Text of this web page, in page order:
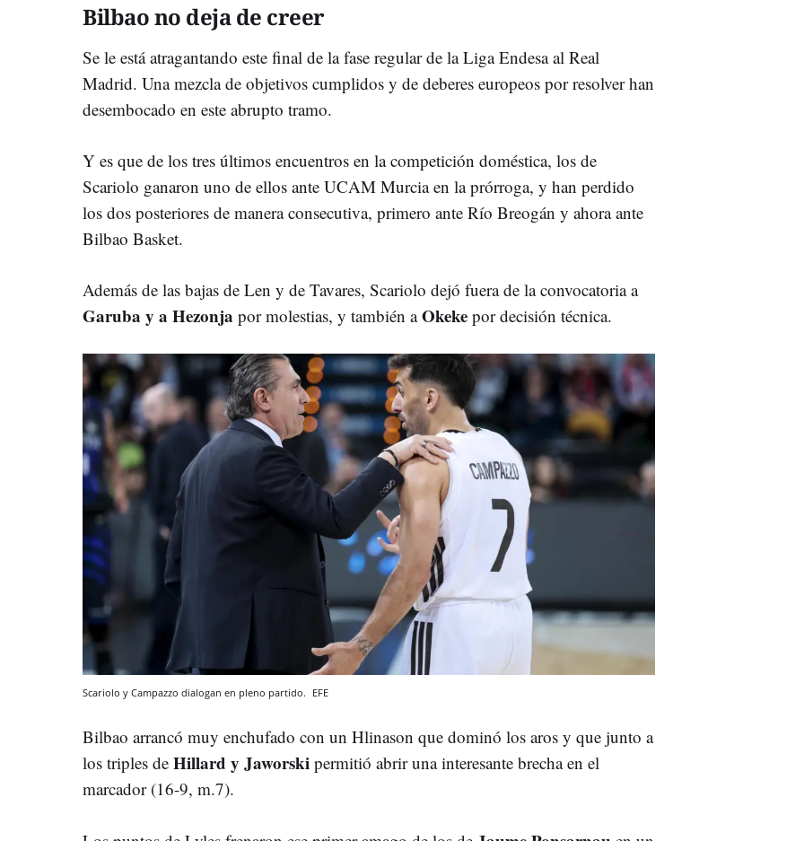
Bilbao no deja de creer
Se le está atragantando este final de la fase regular de la Liga Endesa al Real
Madrid. Una mezcla de objetivos cumplidos y de deberes europeos por resolver han
desembocado en este abrupto tramo.
Y es que de los tres últimos encuentros en la competición doméstica, los de
Scariolo ganaron uno de ellos ante UCAM Murcia en la prórroga, y han perdido
los dos posteriores de manera consecutiva, primero ante Río Breogán y ahora ante
Bilbao Basket.
Además de las bajas de Len y de Tavares, Scariolo dejó fuera de la convocatoria a
Garuba y a Hezonja por molestias, y también aOkeke por decisión técnica.
Scariolo y Campazzo dialogan en pleno partido. EFE
Bilbao arrancó muy enchufado con un Hlinason que dominó los aros y que junto a
los triples de Hillard y Jaworski permitió abrir una interesante brecha en el
marcador (16-9, m.7).